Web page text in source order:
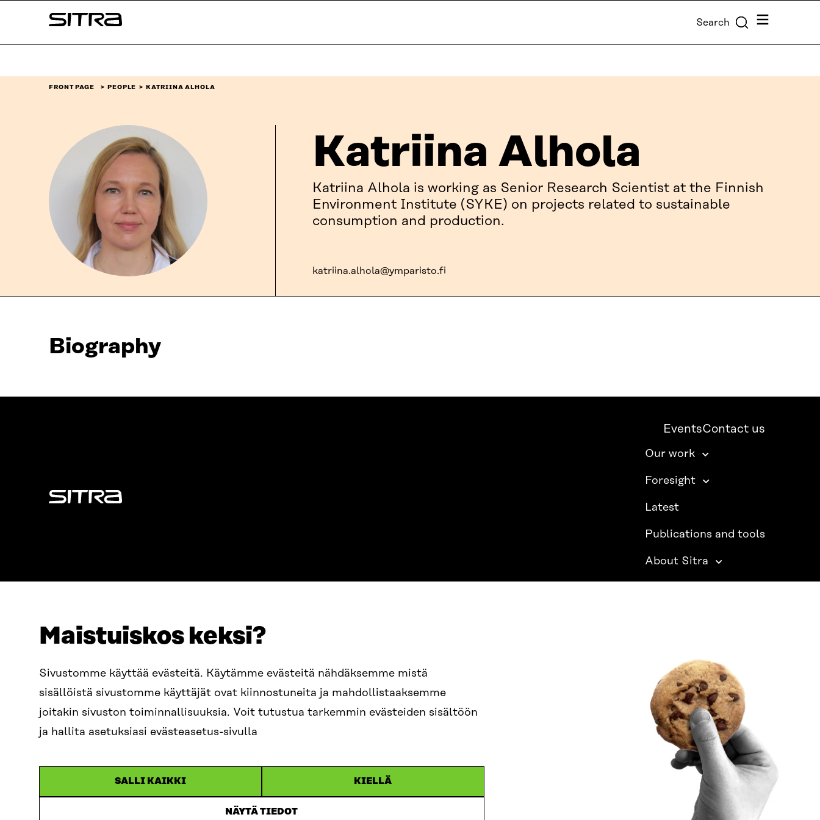
Maistuiskos keksi?
Sivustomme käyttää evästeitä. Käytämme evästeitä nähdäksemme mistä
sisällöistä sivustomme käyttäjät ovat kiinnostuneita ja mahdollistaaksemme
joitakin sivuston toiminnallisuuksia. Voit tutustua tarkemmin evästeiden sisältöön
ja hallita asetuksiasi evästeasetus-sivulla
SALLI KAIKKI KIELLÄ
NÄYTÄ TIEDOT
↓
Sitra Search Menu
FRONT PAGE PEOPLE KATRIINA ALHOLA
Katriina Alhola
Katriina Alhola is working as Senior Research Scientist at the Finnish
Environment Institute (SYKE) on projects related to sustainable
consumption and production.
katriina.alhola@ymparisto.fi
Biography
Sitra
EventsContact us
Our work
Foresight
Latest
Publications and tools
About Sitra
ADDRESS
160,
00181 Helsinki
How to get to Sitra?
BUSINESS ID
TELEPHONE
EMAIL
firstname.lastname@sitra.fi